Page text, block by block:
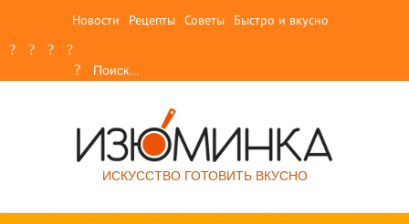
Новости Рецепты Советы Быстро и вкусно
ИСКУССТВО ГОТОВИТЬ ВКУСНО